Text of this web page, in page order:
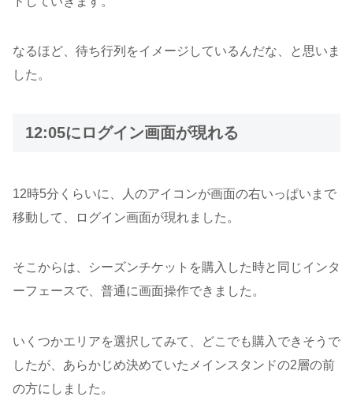
なるほど、待ち行列をイメージしているんだな、と思いま
した。
12:05にログイン画面が現れる
12時5分くらいに、人のアイコンが画面の右いっぱいまで
移動して、ログイン画面が現れました。
そこからは、シーズンチケットを購入した時と同じインタ
ーフェースで、普通に画面操作できました。
いくつかエリアを選択してみて、どこでも購入できそうで
したが、あらかじめ決めていたメインスタンドの2層の前
の方にしました。